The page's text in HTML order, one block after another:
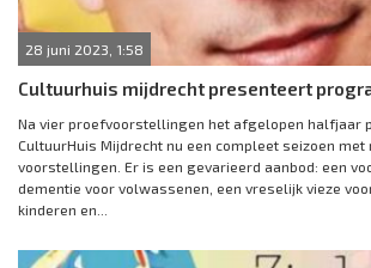
28 juni 2023, 1:58
Cultuurhuis mijdrecht presenteert
Na vier proefvoorstellingen het afgelopen halfjaar
CultuurHuis Mijdrecht nu een compleet seizoen
voorstellingen. Er is een gevarieerd aanbod: een
dementie voor volwassenen, een vreselijk vieze
kinderen en...